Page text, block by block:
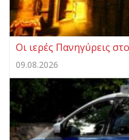
Οι ιερές Πανηγύρεις
09.08.2026